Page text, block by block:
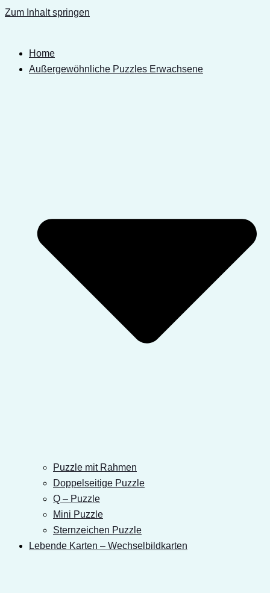
Zum Inhalt springen
Home
Außergewöhnliche Puzzles Erwachsene
Puzzle mit Rahmen
Doppelseitige Puzzle
Q – Puzzle
Mini Puzzle
Sternzeichen Puzzle
Lebende Karten – Wechselbildkarten